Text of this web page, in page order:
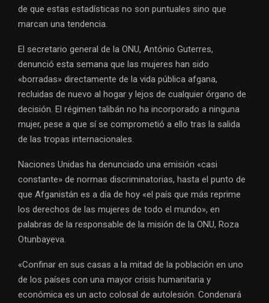
de que estas estadísticas no son puntuales sino que
marcan una tendencia.
El secretario general de la ONU, António Guterres,
denunció esta semana que las mujeres han sido
«borradas» directamente de la vida pública afgana,
recluidas de nuevo al hogar y lejos de cualquier órgano de
decisión. El régimen talibán no ha incorporado a ninguna
mujer, pese a que sí se comprometió a ello tras la salida
de las tropas internacionales.
Naciones Unidas ha denunciado una emisión «casi
constante» de normas discriminatorias, hasta el punto de
que Afganistán es a día de hoy «el país que más reprime
los derechos de las mujeres de todo el mundo», en
palabras de la responsable de la misión de la ONU, Roza
Otunbayeva.
«Confinar en sus casas a la mitad de la población en uno
de los países con una mayor crisis humanitaria y
económica es un acto colosal de autolesión. Condenará